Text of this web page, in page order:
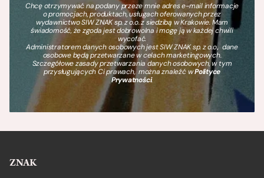
Chcę otrzymywać na podany przeze mnie adres e-mail informacje
o promocjach, produktach, usługach oferowanych przez
wydawnictwo SIW ZNAK sp. z o.o. z siedzibą w Krakowie. Mam
świadomość, że zgoda jest dobrowolna i mogę ją w każdej chwili
wycofać.
Administratorem danych osobowych jest SIW ZNAK sp. z o.o., dane
osobowe będą przetwarzane w celach marketingowych.
Szczegółowe zasady przetwarzania danych osobowych, w tym
przysługujących Ci prawach, można znaleźć wPolityce
Prywatności.
ZNAK